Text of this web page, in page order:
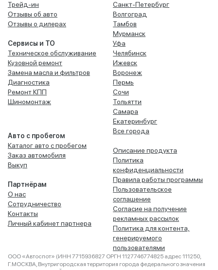
Трейд-ин
Отзывы об авто
Отзывы о дилерах
Сервисы и ТО
Техническое обслуживание
Кузовной ремонт
Замена масла и фильтров
Диагностика
Ремонт КПП
Шиномонтаж
Авто с пробегом
Каталог авто с пробегом
Заказ автомобиля
Выкуп
Партнёрам
О нас
Сотрудничество
Контакты
Личный кабинет партнера
Санкт-Петербург
Волгоград
Тамбов
Мурманск
Уфа
Челябинск
Ижевск
Воронеж
Пермь
Сочи
Тольятти
Самара
Екатеринбург
Все города
Описание продукта
Политика
конфиденциальности
Правила работы программы
Пользовательское
соглашение
Согласие на получение
рекламных рассылок
Политика для контента,
генерируемого
пользователями
ООО «Автоспот» (ИНН 7715936827 ОРГН 1127746774825 адрес 111250,
Г.МОСКВА, Внутригородская территория города федерального значения